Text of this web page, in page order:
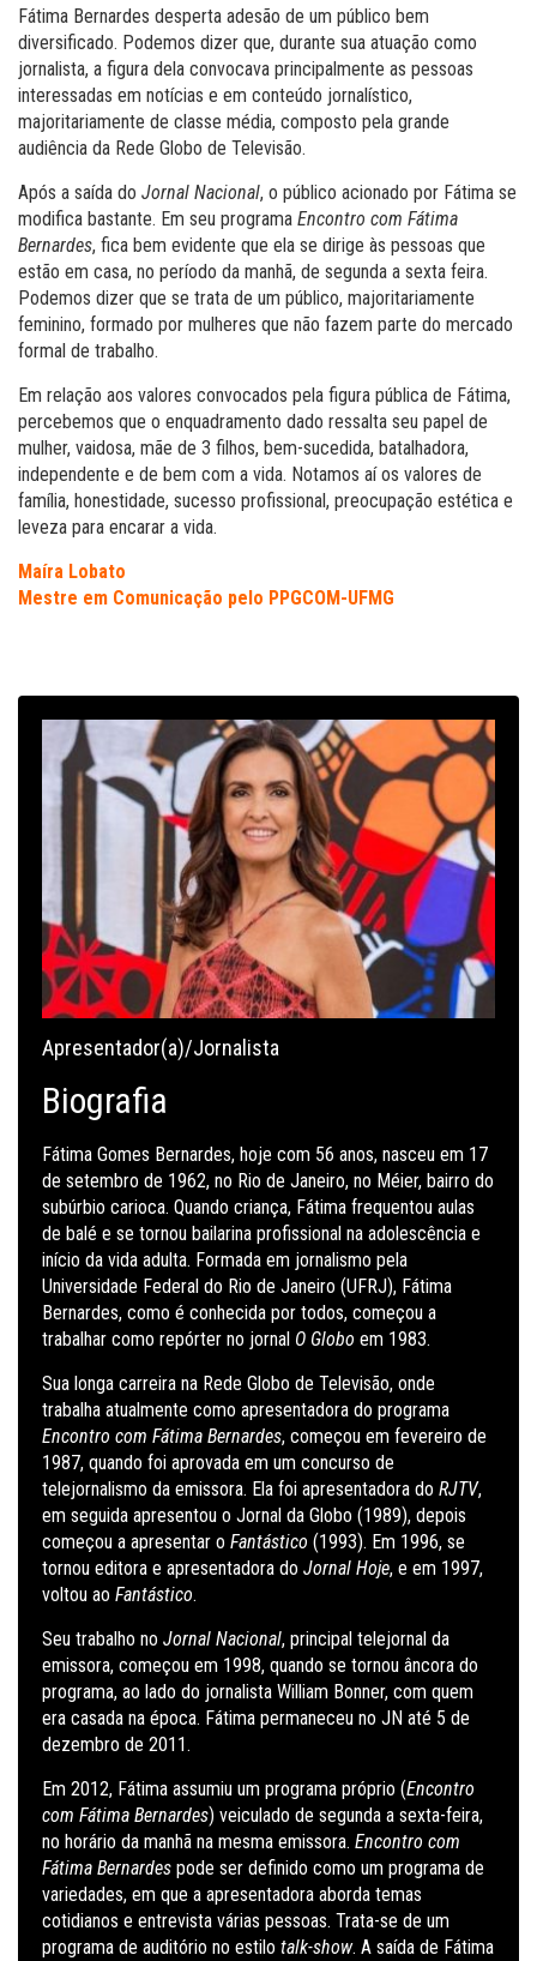
Fátima Bernardes desperta adesão de um público bem
diversificado. Podemos dizer que, durante sua atuação como
jornalista, a figura dela convocava principalmente as pessoas
interessadas em notícias e em conteúdo jornalístico,
majoritariamente de classe média, composto pela grande
audiência da Rede Globo de Televisão.
Após a saída do Jornal Nacional, o público acionado por Fátima se
modifica bastante. Em seu programa Encontro com Fátima
Bernardes, fica bem evidente que ela se dirige às pessoas que
estão em casa, no período da manhã, de segunda a sexta feira.
Podemos dizer que se trata de um público, majoritariamente
feminino, formado por mulheres que não fazem parte do mercado
formal de trabalho.
Em relação aos valores convocados pela figura pública de Fátima,
percebemos que o enquadramento dado ressalta seu papel de
mulher, vaidosa, mãe de 3 filhos, bem-sucedida, batalhadora,
independente e de bem com a vida. Notamos aí os valores de
família, honestidade, sucesso profissional, preocupação estética e
leveza para encarar a vida.
Maíra Lobato
Mestre em Comunicação pelo PPGCOM-UFMG
Apresentador(a)/Jornalista
Biografia
Fátima Gomes Bernardes, hoje com 56 anos, nasceu em 17
de setembro de 1962, no Rio de Janeiro, no Méier, bairro do
subúrbio carioca. Quando criança, Fátima frequentou aulas
de balé e se tornou bailarina profissional na adolescência e
início da vida adulta. Formada em jornalismo pela
Universidade Federal do Rio de Janeiro (UFRJ), Fátima
Bernardes, como é conhecida por todos, começou a
trabalhar como repórter no jornal O Globo em 1983.
Sua longa carreira na Rede Globo de Televisão, onde
trabalha atualmente como apresentadora do programa
Encontro com Fátima Bernardes, começou em fevereiro de
1987, quando foi aprovada em um concurso de
telejornalismo da emissora. Ela foi apresentadora do RJTV,
em seguida apresentou o Jornal da Globo (1989), depois
começou a apresentar o Fantástico (1993). Em 1996, se
tornou editora e apresentadora do Jornal Hoje, e em 1997,
voltou ao Fantástico.
Seu trabalho no Jornal Nacional, principal telejornal da
emissora, começou em 1998, quando se tornou âncora do
programa, ao lado do jornalista William Bonner, com quem
era casada na época. Fátima permaneceu no JN até 5 de
dezembro de 2011.
Em 2012, Fátima assumiu um programa próprio (Encontro
com Fátima Bernardes) veiculado de segunda a sexta-feira,
no horário da manhã na mesma emissora. Encontro com
Fátima Bernardes pode ser definido como um programa de
variedades, em que a apresentadora aborda temas
cotidianos e entrevista várias pessoas. Trata-se de um
programa de auditório no estilo talk-show. A saída de Fátima